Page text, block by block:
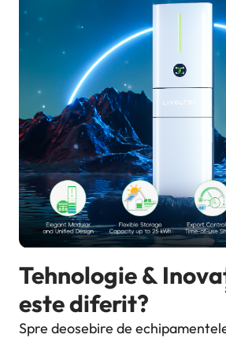
Tehnologie &
este diferit?
Spre deosebire de